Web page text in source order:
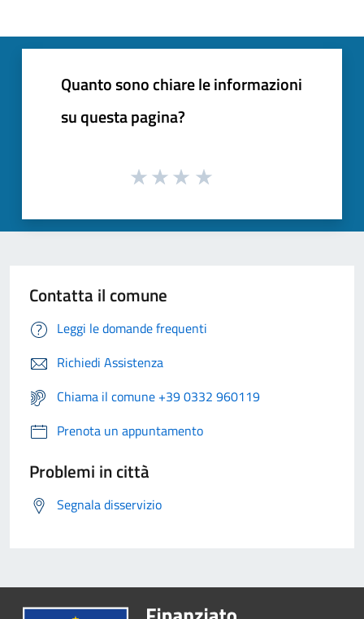
Quanto sono chiare le informazioni
su questa pagina?
Contatta il comune
Leggi le domande frequenti
Richiedi Assistenza
Chiama il comune +39 0332 960119
Prenota un appuntamento
Problemi in città
Segnala disservizio